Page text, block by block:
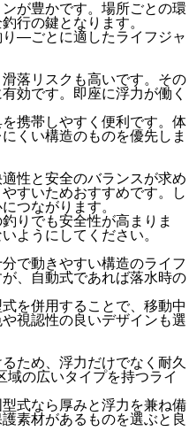
が豊かです。場所ごとの環
行の鍵となります。
―ごとに適したライフジャ
落リスクも高いです。その
効です。即座に浮力が働く
携帯しやすく便利です。体
くい構造のものを優先しま
性と安全のバランスが求め
すいためおすすめです。し
つながります。
りでも安全性が高まりま
ようにしてください。
で動きやすい構造のライフ
、自動式であれば落水時の
を併用することで、移動中
視認性の良いデザインも選
ため、浮力だけでなく耐久
の広いタイプを持つライ
式なら厚みと浮力を兼ね備
素材があるものを選ぶと良